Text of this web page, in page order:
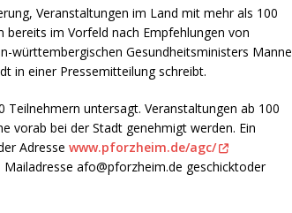
Veranstaltungen im Land mit mehr als 100
im Vorfeld nach Empfehlungen von
württembergischen Gesundheitsministers Manne
in einer Pressemitteilung schreibt.
Teilnehmern untersagt. Veranstaltungen ab 100
vorab bei der Stadt genehmigt werden. Ein
Adresse www.pforzheim.de/agc/
afo@pforzheim.de geschicktoder